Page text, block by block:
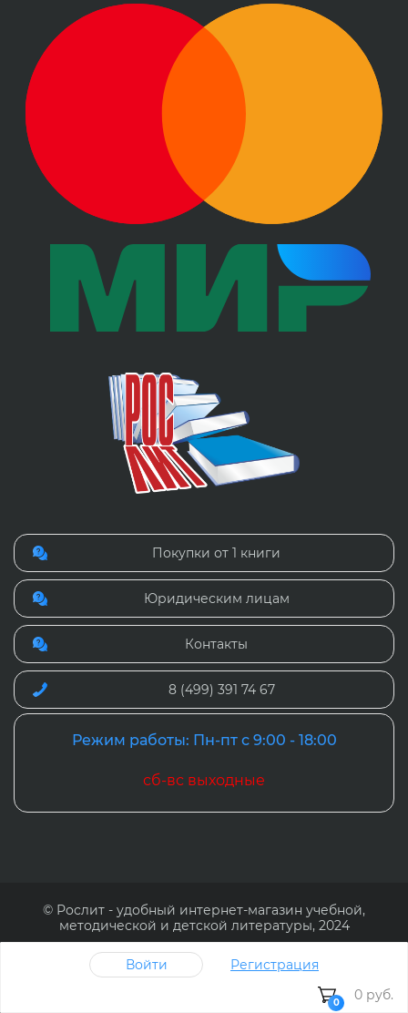
Покупки от 1 книги
Юридическим лицам
Контакты
8 (499) 391 74 67
Режим работы: Пн-пт с 9:00 - 18:00
сб-вс выходные
© Рослит - удобный интернет-магазин учебной,
методической и детской литературы, 2024
Наверх
Войти Регистрация
0 0 руб.
Cайт Рослит (www.roslit.ru) использует файлы cookie и
другие средства сохранения и анализа действий